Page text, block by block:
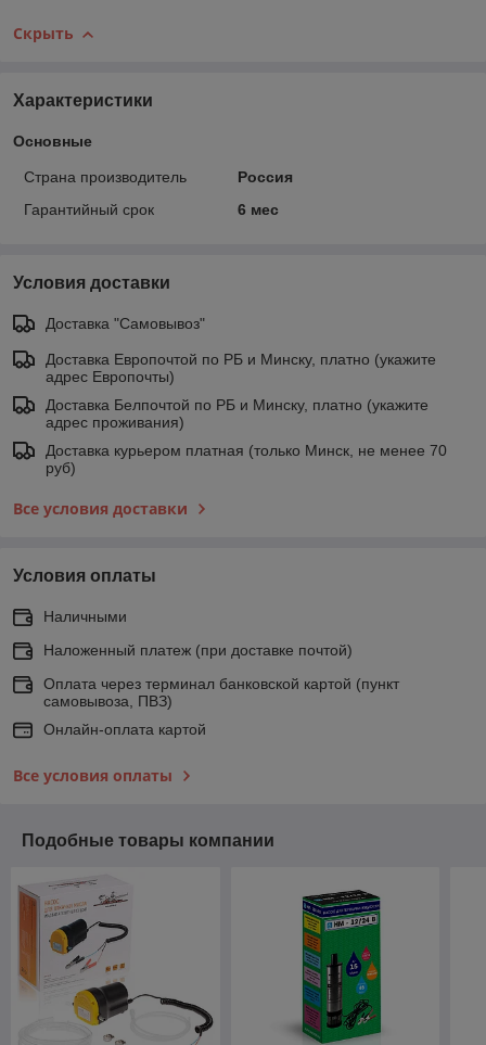
Скрыть
Характеристики
Основные
Страна производитель
Россия
Гарантийный срок
6 мес
Условия доставки
Доставка "Самовывоз"
Доставка Европочтой по РБ и Минску, платно (укажите
адрес Европочты)
Доставка Белпочтой по РБ и Минску, платно (укажите
адрес проживания)
Доставка курьером платная (только Минск, не менее 70
руб)
Все условия доставки
Условия оплаты
Наличными
Наложенный платеж (при доставке почтой)
Оплата через терминал банковской картой (пункт
самовывоза, ПВЗ)
Онлайн-оплата картой
Все условия оплаты
Подобные товары компании